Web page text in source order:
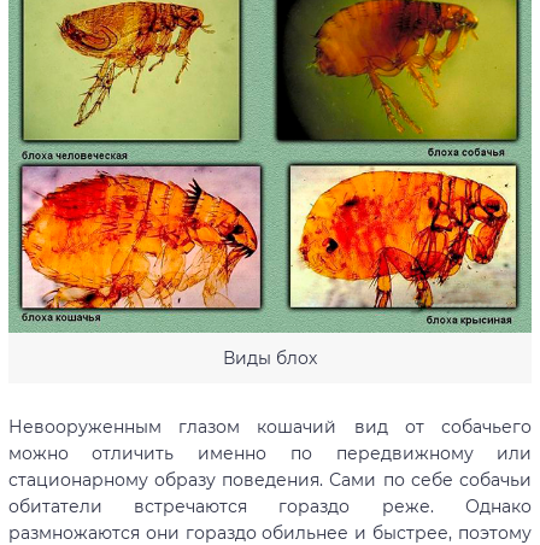
Виды блох
Невооруженным глазом кошачий вид от собачьего
можно отличить именно по передвижному или
стационарному образу поведения. Сами по себе собачьи
обитатели встречаются гораздо реже. Однако
размножаются они гораздо обильнее и быстрее, поэтому